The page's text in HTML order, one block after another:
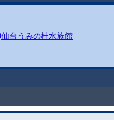
仙台うみの杜水族館